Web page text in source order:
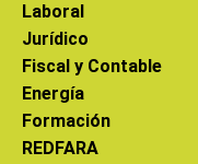
Laboral
Jurídico
Fiscal y Contable
Energía
Formación
REDFARA